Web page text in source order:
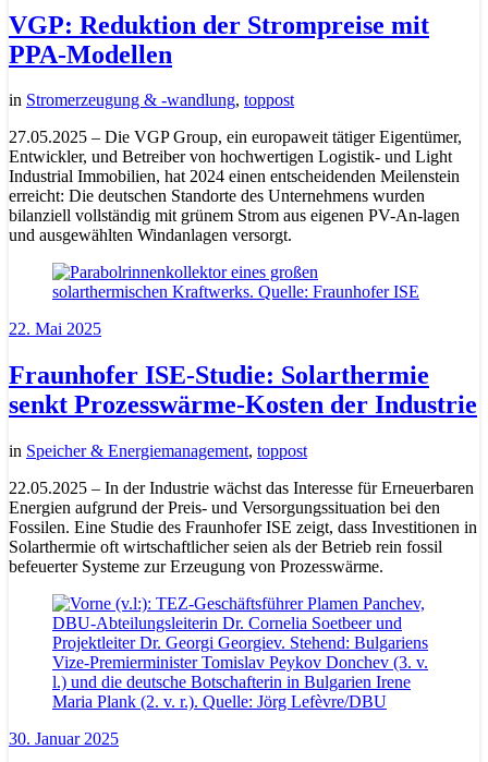
VGP: Reduktion der Strompreise mit
PPA-Modellen
in Stromerzeugung & -wandlung, toppost
27.05.2025 – Die VGP Group, ein europaweit tätiger Eigentümer,
Entwickler, und Betreiber von hochwertigen Logistik- und Light
Industrial Immobilien, hat 2024 einen entscheidenden Meilenstein
erreicht: Die deutschen Standorte des Unternehmens wurden
bilanziell vollständig mit grünem Strom aus eigenen PV-An-lagen
und ausgewählten Windanlagen versorgt.
22. Mai 2025
Fraunhofer ISE-Studie: Solarthermie
senkt Prozesswärme-Kosten der Industrie
in Speicher & Energiemanagement, toppost
22.05.2025 – In der Industrie wächst das Interesse für Erneuerbaren
Energien aufgrund der Preis- und Versorgungssituation bei den
Fossilen. Eine Studie des Fraunhofer ISE zeigt, dass Investitionen in
Solarthermie oft wirtschaftlicher seien als der Betrieb rein fossil
befeuerter Systeme zur Erzeugung von Prozesswärme.
30. Januar 2025